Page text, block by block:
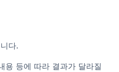
다.
용 등에 따라 결과가 달라질